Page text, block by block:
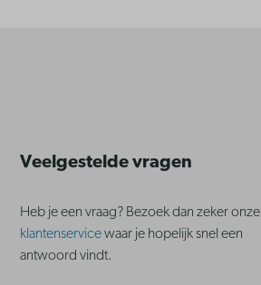
Veelgestelde vragen
Heb je een vraag? Bezoek dan zeker onze
klantenservicewaar je hopelijk snel een
antwoord vindt.